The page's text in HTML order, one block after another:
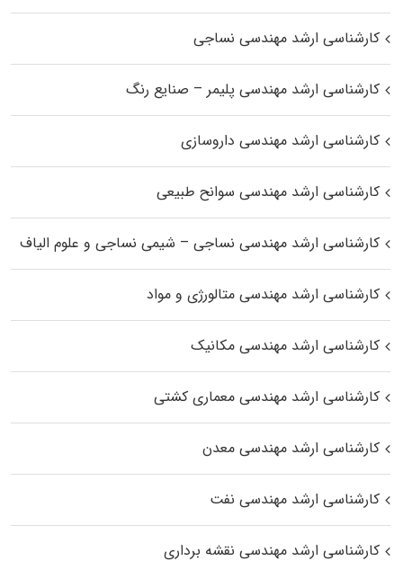
کارشناسی ارشد مهندسی نساجی
کارشناسی ارشد مهندسی پلیمر – صنایع رنگ
کارشناسی ارشد مهندسی داروسازی
کارشناسی ارشد مهندسی سوانح طبیعی
کارشناسی ارشد مهندسی نساجی – شیمی نساجی و علوم الیاف
کارشناسی ارشد مهندسی متالورژی و مواد
کارشناسی ارشد مهندسی مکانیک
کارشناسی ارشد مهندسی معماری کشتی
کارشناسی ارشد مهندسی معدن
کارشناسی ارشد مهندسی نفت
کارشناسی ارشد مهندسی نقشه برداری